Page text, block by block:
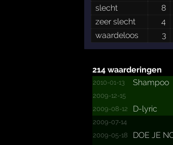
slecht
8
zeer slecht
4
waardeloos
3
214 waarderingen
2010-01-13 Shampoo
2009-12-15
2009-08-12 D-lyric
2009-07-14
2009-05-18 DOE JE